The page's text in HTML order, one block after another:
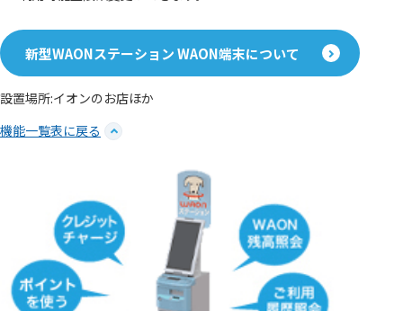
新型WAONステーション WAON端末について
設置場所:イオンのお店ほか
機能一覧表に戻る